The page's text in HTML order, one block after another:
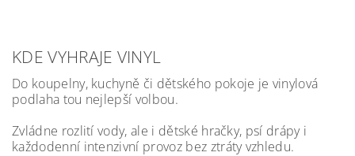
KDE VYHRAJE VINYL
Do koupelny, kuchyně či dětského pokoje je vinylová
podlaha tou nejlepší volbou.
Zvládne rozlití vody, ale i dětské hračky, psí drápy i
každodenní intenzivní provoz bez ztráty vzhledu.